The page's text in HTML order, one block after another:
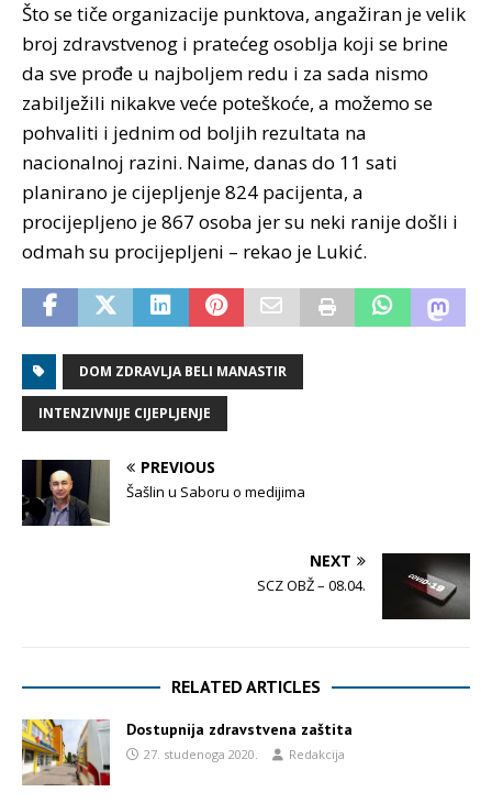
Što se tiče organizacije punktova, angažiran je velik
broj zdravstvenog i pratećeg osoblja koji se brine
da sve prođe u najboljem redu i za sada nismo
zabilježili nikakve veće poteškoće, a možemo se
pohvaliti i jednim od boljih rezultata na
nacionalnoj razini. Naime, danas do 11 sati
planirano je cijepljenje 824 pacijenta, a
procijepljeno je 867 osoba jer su neki ranije došli i
odmah su procijepljeni – rekao je Lukić.
DOM ZDRAVLJA BELI MANASTIR
INTENZIVNIJE CIJEPLJENJE
PREVIOUS
Šašlin u Saboru o medijima
NEXT
SCZ OBŽ – 08.04.
RELATED ARTICLES
Dostupnija zdravstvena zaštita
27. studenoga 2020. Redakcija